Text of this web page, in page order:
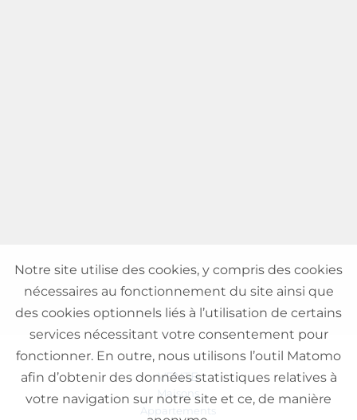
VENTE
Maisons
Appartements
Notre site utilise des cookies, y compris des cookies
nécessaires au fonctionnement du site ainsi que
des cookies optionnels liés à l’utilisation de certains
services nécessitant votre consentement pour
fonctionner. En outre, nous utilisons l’outil Matomo
afin d’obtenir des données statistiques relatives à
votre navigation sur notre site et ce, de manière